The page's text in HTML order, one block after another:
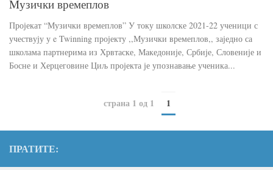
Mузички времеплов
Пројекат “Музички времеплов” У току школске 2021-22 ученици с
учествују у e Twinning пројекту ,,Музички времеплов,, заједно са
школама партнерима из Хрвтаске, Македоније, Србије, Словеније и
Босне и Херцеговине Циљ пројекта је упознавање ученика...
страна 1 од 1 1
ПРАТИТЕ: